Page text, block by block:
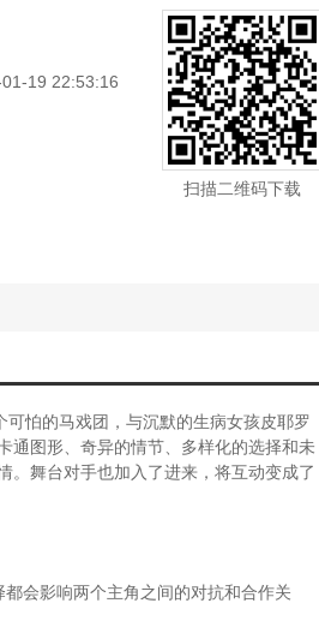
19 22:53:16
扫描二维码下载
怕的马戏团，与沉默的生病女孩皮耶罗
通图形、奇异的情节、多样化的选择和未
。舞台对手也加入了进来，将互动变成了
会影响两个主角之间的对抗和合作关